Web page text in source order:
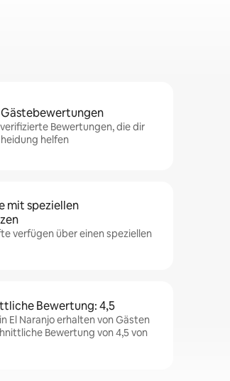
Bewertungen, die dir
helfen
mit speziellen
verfügen über einen speziellen
Bewertung: 4,5
El Naranjo erhalten von Gästen
Bewertung von 4,5 von